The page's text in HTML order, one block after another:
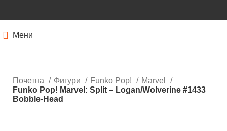
Мени
Почетна Фигури Funko Pop!
Marvel
Funko Pop! Marvel: Split – Logan/Wolverine​ #1433
Bobble-Head